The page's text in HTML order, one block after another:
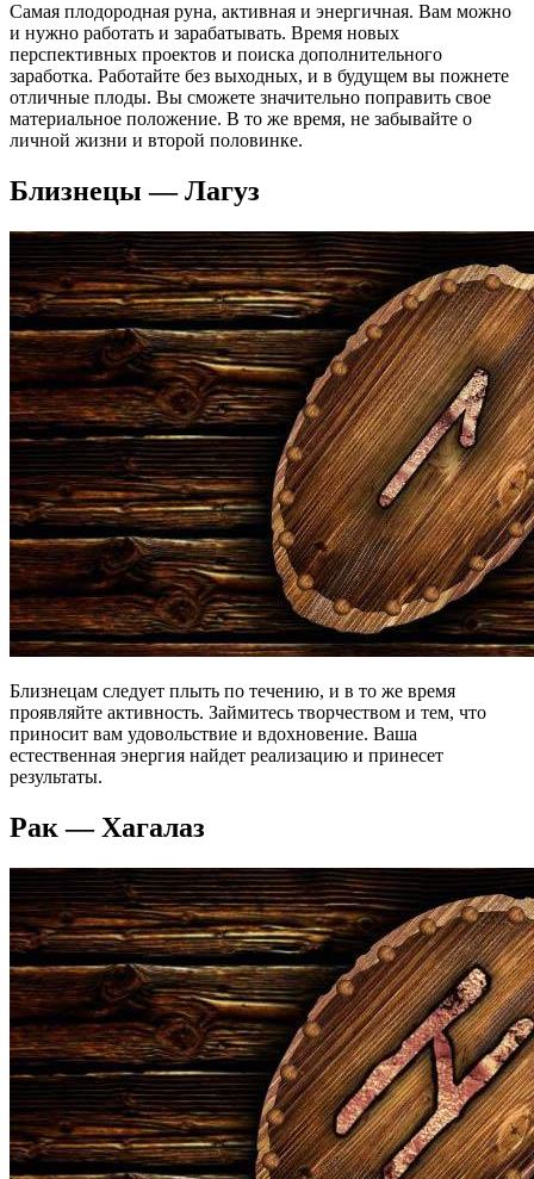
Самая плодородная руна, активная и энергичная. Вам можно
и нужно работать и зарабатывать. Время новых
перспективных проектов и поиска дополнительного
заработка. Работайте без выходных, и в будущем вы пожнете
отличные плоды. Вы сможете значительно поправить свое
материальное положение. В то же время, не забывайте о
личной жизни и второй половинке.
Близнецы — Лагуз
Близнецам следует плыть по течению, и в то же время
проявляйте активность. Займитесь творчеством и тем, что
приносит вам удовольствие и вдохновение. Ваша
естественная энергия найдет реализацию и принесет
результаты.
Рак — Хагалаз